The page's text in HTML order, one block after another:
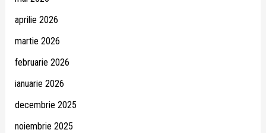
aprilie 2026
martie 2026
februarie 2026
ianuarie 2026
decembrie 2025
noiembrie 2025